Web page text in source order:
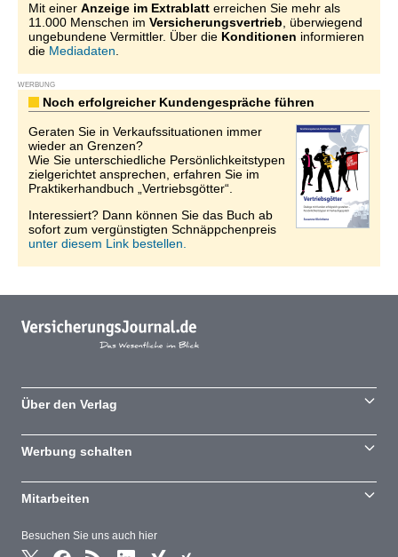
Mit einer Anzeige im Extrablatt erreichen Sie mehr als
11.000 Menschen im Versicherungsvertrieb , überwiegend
ungebundene Vermittler. Über die Konditionen informieren
die Mediadaten
WERBUNG
Noch erfolgreicher Kundengespräche führen
Geraten Sie in Verkaufssituationen immer
wieder an Grenzen?
Wie Sie unterschiedliche Persönlichkeitstypen
zielgerichtet ansprechen, erfahren Sie im
Praktikerhandbuch „Vertriebsgötter“.
Interessiert? Dann können Sie das Buch ab
sofort zum vergünstigten Schnäppchenpreis
unter diesem Link bestellen.
Besuchen Sie uns auch hier
Über den Verlag
Werbung schalten
Mitarbeiten